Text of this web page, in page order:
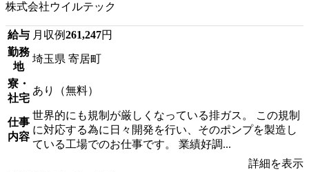
株式会社ウイルテック
給与 月収例261,247円
勤務
地
埼玉県 寄居町
寮・
社宅
あり（無料）
仕事
内容
世界的にも規制が厳しくなっている排ガス。 この規制
に対応する為に日々開発を行い、そのポンプを製造し
ている工場でのお仕事です。 業績好調...
詳細を表示